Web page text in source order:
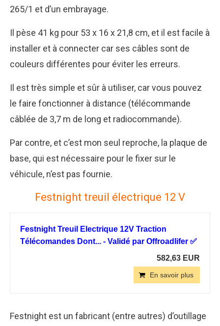
265/1 et d’un embrayage.
Il pèse 41 kg pour 53 x 16 x 21,8 cm, et il est facile à
installer et à connecter car ses câbles sont de
couleurs différentes pour éviter les erreurs.
Il est très simple et sûr à utiliser, car vous pouvez
le faire fonctionner à distance (télécommande
câblée de 3,7 m de long et radiocommande).
Par contre, et c’est mon seul reproche, la plaque de
base, qui est nécessaire pour le fixer sur le
véhicule, n’est pas fournie.
Festnight treuil électrique 12 V
Festnight Treuil Electrique 12V Traction
Télécomandes Dont... - Validé par Offroadlifer ✅
582,63 EUR
En savoir plus
Festnight est un fabricant (entre autres) d’outillage